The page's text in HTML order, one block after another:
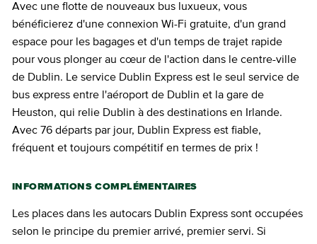
Avec une flotte de nouveaux bus luxueux, vous
bénéficierez d'une connexion Wi-Fi gratuite, d'un grand
espace pour les bagages et d'un temps de trajet rapide
pour vous plonger au cœur de l'action dans le centre-ville
de Dublin. Le service Dublin Express est le seul service de
bus express entre l'aéroport de Dublin et la gare de
Heuston, qui relie Dublin à des destinations en Irlande.
Avec 76 départs par jour, Dublin Express est fiable,
fréquent et toujours compétitif en termes de prix !
INFORMATIONS COMPLÉMENTAIRES
Les places dans les autocars Dublin Express sont occupées
selon le principe du premier arrivé, premier servi. Si